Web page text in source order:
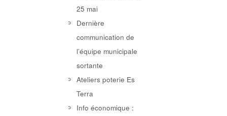
25 mai
Dernière
communication de
l’équipe municipale
sortante
Ateliers poterie Es
Terra
Info économique :